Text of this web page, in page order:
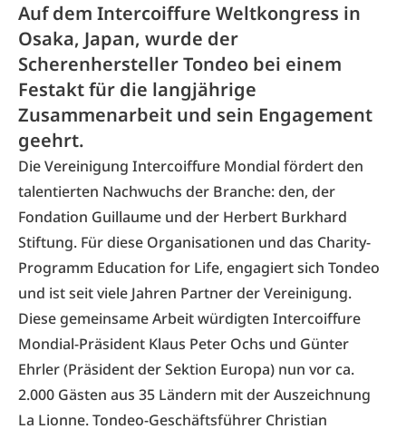
Auf dem Intercoiffure Weltkongress in
Osaka, Japan, wurde der
Scherenhersteller Tondeo bei einem
Festakt für die langjährige
Zusammenarbeit und sein Engagement
geehrt.
Die Vereinigung Intercoiffure Mondial fördert den
talentierten Nachwuchs der Branche: den, der
Fondation Guillaume und der Herbert Burkhard
Stiftung. Für diese Organisationen und das Charity-
Programm Education for Life, engagiert sich Tondeo
und ist seit viele Jahren Partner der Vereinigung.
Diese gemeinsame Arbeit würdigten Intercoiffure
Mondial-Präsident Klaus Peter Ochs und Günter
Ehrler (Präsident der Sektion Europa) nun vor ca.
2.000 Gästen aus 35 Ländern mit der Auszeichnung
La Lionne. Tondeo-Geschäftsführer Christian